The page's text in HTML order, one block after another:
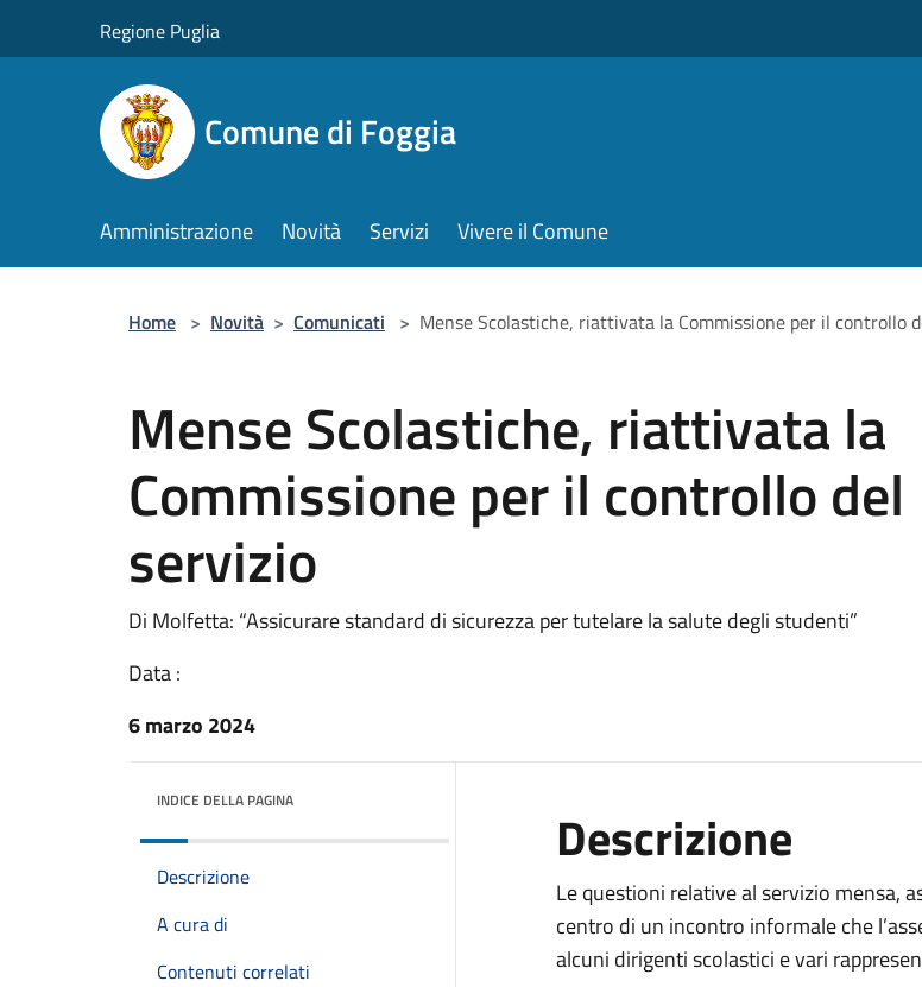
Regione Puglia
Comune di Foggia
Amministrazione Novità Servizi Vivere il Comune
Home > Novità > Comunicati > Mense Scolastiche, riattivata la Commissione per il controllo
Mense Scolastiche, riattivata la
Commissione per il controllo del
servizio
Di Molfetta: “Assicurare standard di sicurezza per tutelare la salute degli studenti”
Data :
6 marzo 2024
INDICE DELLA PAGINA
Descrizione
A cura di
Contenuti correlati
Descrizione
Le questioni relative al servizio mensa,
centro di un incontro informale che
alcuni dirigenti scolastici e vari